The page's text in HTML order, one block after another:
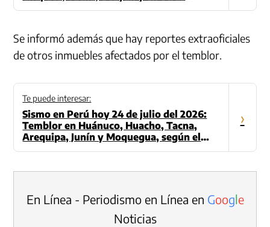
regiones
Se informó además que hay reportes extraoficiales
de otros inmuebles afectados por el temblor.
Te puede interesar:
Sismo en Perú hoy 24 de julio del 2026:
Temblor en Huánuco, Huacho, Tacna,
Arequipa, Junín y Moquegua, según el
IGP
›
En Línea - Periodismo en Línea en Google
Noticias